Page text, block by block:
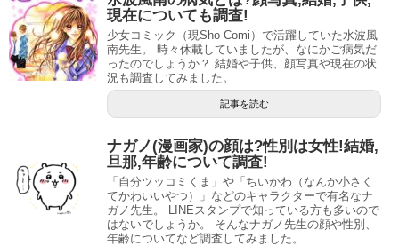
おひさま幼稚園（2001～2006）
ぴよぴよ保育園あいこせんせい（2006～2007）
もえるお兄ちゃん（2006）
麻雀であった笑える話（不明）
松本ぷりっつの子育てバッチコイ! ぶっとび出産
編（2010）
松本ぷりっつの子育てバッチコイ! ぶっとびパニ
ック編（2010）
おってけ!3ハロン（2011～）
あすなろかぞく(2012)
にじいろあっちゃん(2012～2015)
現在についても調査!
少女コミック（現Sho-Comi）で活躍していた水波風
南先生。 時々休載していましたが、なにかご病気だ
ったのでしょうか？ 結婚や子供、顔写真や現在の状
況も調査してみました。
記事を読む
ナガノ(漫画家)の顔は?性別は女性!結婚,
旦那,年齢について調査!
「自分ツッコミくま」や「ちいかわ（なんか小さく
てかわいいやつ）」などのキャラクターで有名なナ
ガノ先生。 LINEスタンプで知っている方も多いので
はないでしょうか。 そんなナガノ先生の顔や性別、
年齢についてなど調査してみました。